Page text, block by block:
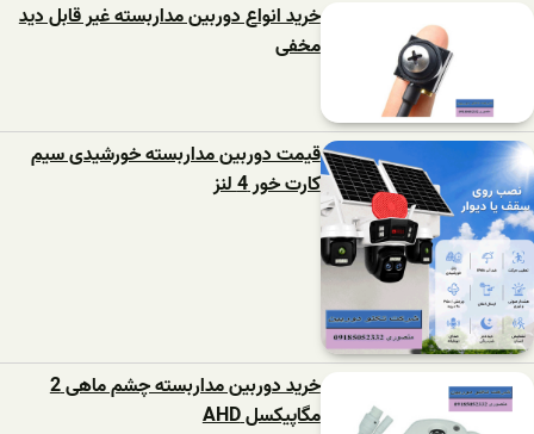
خرید انواع دوربین مداربسته غیر قابل دید
مخفی
قیمت دوربین مداربسته خورشیدی سیم
کارت خور 4 لنز
خرید دوربین مداربسته چشم ماهی 2
مگاپیکسل AHD